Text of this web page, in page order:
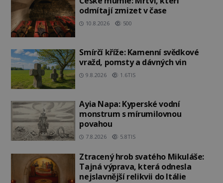
odmítají zmizet v čase
10.8.2026 500
Smírčí kříže: Kamenní svědkové
vražd, pomsty a dávných vin
9.8.2026 1.6TIS
Ayia Napa: Kyperské vodní
monstrum s mírumilovnou
povahou
7.8.2026 5.8TIS
Ztracený hrob svatého Mikuláše:
Tajná výprava, která odnesla
nejslavnější relikvii do Itálie